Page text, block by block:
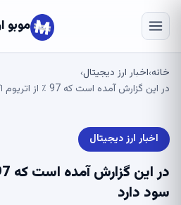
موبو
خانه›اخبار ارز دیجیتال›
در این گزارش آمده است که 97 ٪ از اتریوم اکنون سود دارد
اخبار ارز دیجیتال
سود دارد